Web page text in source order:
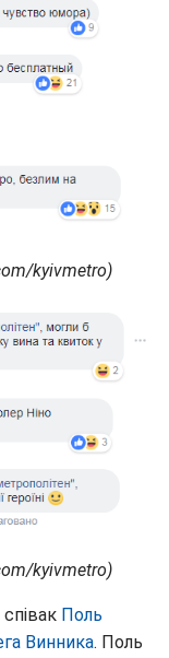
kyivmetro)
kyivmetro)
Поль
Винника. Поль